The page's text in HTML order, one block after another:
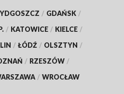
/ GDAŃSK /
/ KATOWICE / KIELCE /
/ ŁÓDŹ / OLSZTYN /
/ RZESZÓW /
/ WROCŁAW